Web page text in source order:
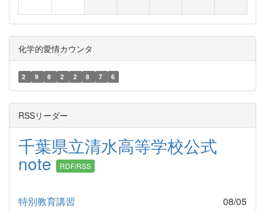
化学的愛情カウンタ
2 9 8 2 2 8 7 6
RSSリーダー
千葉県立清水高等学校公式
note RDF/RSS
特別教育講習 08/05